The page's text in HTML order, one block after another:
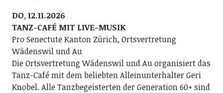
DO, 12.11.2026
TANZ-CAFÉ MIT LIVE-MUSIK
Pro Senectute Kanton Zürich, Ortsvertretung
Wädenswil und Au
Die Ortsvertretung Wädenswil und Au organisiert das
Tanz-Café mit dem beliebten Alleinunterhalter Geri
Knobel. Alle Tanzbegeisterten der Generation 60+ sind